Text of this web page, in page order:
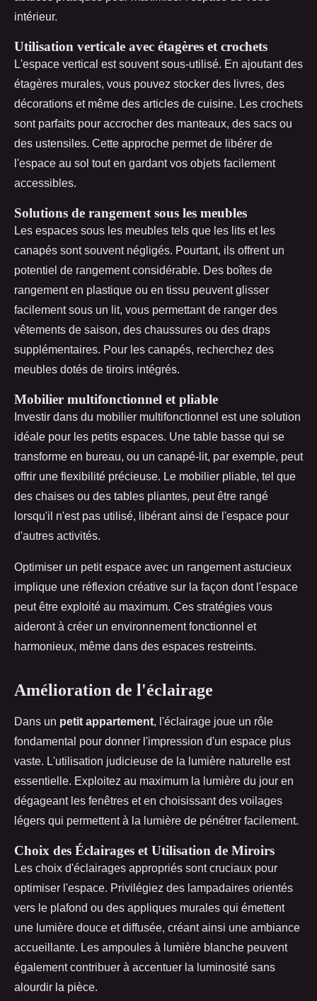
intérieur.
Utilisation verticale avec étagères et crochets
L'espace vertical est souvent sous-utilisé. En ajoutant des
étagères murales, vous pouvez stocker des livres, des
décorations et même des articles de cuisine. Les crochets
sont parfaits pour accrocher des manteaux, des sacs ou
des ustensiles. Cette approche permet de libérer de
l'espace au sol tout en gardant vos objets facilement
accessibles.
Solutions de rangement sous les meubles
Les espaces sous les meubles tels que les lits et les
canapés sont souvent négligés. Pourtant, ils offrent un
potentiel de rangement considérable. Des boîtes de
rangement en plastique ou en tissu peuvent glisser
facilement sous un lit, vous permettant de ranger des
vêtements de saison, des chaussures ou des draps
supplémentaires. Pour les canapés, recherchez des
meubles dotés de tiroirs intégrés.
Mobilier multifonctionnel et pliable
Investir dans du mobilier multifonctionnel est une solution
idéale pour les petits espaces. Une table basse qui se
transforme en bureau, ou un canapé-lit, par exemple, peut
offrir une flexibilité précieuse. Le mobilier pliable, tel que
des chaises ou des tables pliantes, peut être rangé
lorsqu'il n'est pas utilisé, libérant ainsi de l'espace pour
d'autres activités.
Optimiser un petit espace avec un rangement astucieux
implique une réflexion créative sur la façon dont l'espace
peut être exploité au maximum. Ces stratégies vous
aideront à créer un environnement fonctionnel et
harmonieux, même dans des espaces restreints.
Amélioration de l'éclairage
Dans un petit appartement, l'éclairage joue un rôle
fondamental pour donner l'impression d'un espace plus
vaste. L'utilisation judicieuse de la lumière naturelle est
essentielle. Exploitez au maximum la lumière du jour en
dégageant les fenêtres et en choisissant des voilages
légers qui permettent à la lumière de pénétrer facilement.
Choix des Éclairages et Utilisation de Miroirs
Les choix d'éclairages appropriés sont cruciaux pour
optimiser l'espace. Privilégiez des lampadaires orientés
vers le plafond ou des appliques murales qui émettent
une lumière douce et diffusée, créant ainsi une ambiance
accueillante. Les ampoules à lumière blanche peuvent
également contribuer à accentuer la luminosité sans
alourdir la pièce.